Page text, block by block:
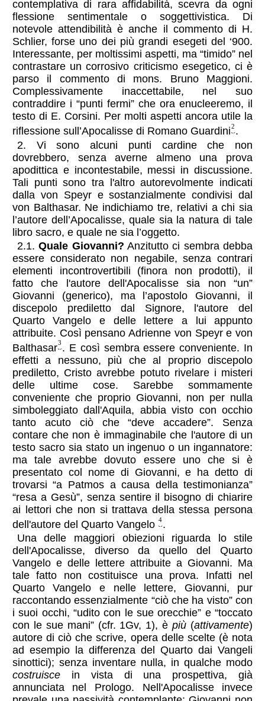
contemplativa di rara affidabilità, scevra da ogni
flessione sentimentale o soggettivistica. Di
notevole attendibilità è anche il commento di H.
Schlier, forse uno dei più grandi esegeti del ‘900.
Interessante, per moltissimi aspetti, ma “timido” nel
contrastare un corrosivo criticismo esegetico, ci è
parso il commento di mons. Bruno Maggioni.
Complessivamente inaccettabile, nel suo
contraddire i “punti fermi” che ora enucleeremo, il
testo di E. Corsini. Per molti aspetti ancora utile la
riflessione sull’Apocalisse di Romano Guardini2.
2. Vi sono alcuni punti cardine che non
dovrebbero, senza averne almeno una prova
apodittica e incontestabile, messi in discussione.
Tali punti sono tra l'altro autorevolmente indicati
dalla von Speyr e sostanzialmente condivisi dal
von Balthasar. Ne indichiamo tre, relativi a chi sia
l’autore dell’Apocalisse, quale sia la natura di tale
libro sacro, e quale ne sia l’oggetto.
2.1.Quale Giovanni? Anzitutto ci sembra debba
essere considerato non negabile, senza contrari
elementi incontrovertibili (finora non prodotti), il
fatto che l'autore dell'Apocalisse sia non “un”
Giovanni (generico), ma l’apostolo Giovanni, il
discepolo prediletto dal Signore, l'autore del
Quarto Vangelo e delle lettere a lui appunto
attribuite. Così pensano Adrienne von Speyr e von
Balthasar3. E così sembra essere conveniente. In
effetti a nessuno, più che al proprio discepolo
prediletto, Cristo avrebbe potuto rivelare i misteri
delle ultime cose. Sarebbe sommamente
conveniente che proprio Giovanni, non per nulla
simboleggiato dall'Aquila, abbia visto con occhio
tanto acuto ciò che “deve accadere”. Senza
contare che non è immaginabile che l'autore di un
testo sacro sia stato un ingenuo o un ingannatore:
ma tale avrebbe dovuto essere uno che si è
presentato col nome di Giovanni, e ha detto di
trovarsi “a Patmos a causa della testimonianza”
“resa a Gesù”, senza sentire il bisogno di chiarire
ai lettori che non si trattava della stessa persona
dell'autore del Quarto Vangelo 4.
Una delle maggiori obiezioni riguarda lo stile
dell'Apocalisse, diverso da quello del Quarto
Vangelo e delle lettere attribuite a Giovanni. Ma
tale fatto non costituisce una prova. Infatti nel
Quarto Vangelo e nelle lettere, Giovanni, pur
raccontando essenzialmente “ciò che ha visto” con
i suoi occhi, “udito con le sue orecchie” e “toccato
con le sue mani” (cfr. 1Gv, 1), èpiù (attivamente)
autore di ciò che scrive, opera delle scelte (è nota
ad esempio la differenza del Quarto dai Vangeli
sinottici); senza inventare nulla, in qualche modo
costruiscein vista di una prospettiva, già
annunciata nel Prologo. Nell'Apocalisse invece